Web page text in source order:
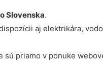
Slovenska.
aj elektrikára,
sú priamo v ponuke